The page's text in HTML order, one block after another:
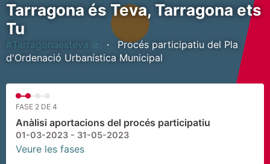
Tarragona és Teva, Tarragona ets
Tu
#Tarragonaesteva
(Enllaç extern)
Procés participatiu del Pla
d'Ordenació Urbanística Municipal
FASE 2 DE 4
Anàlisi aportacions del procés participatiu
01-03-2023 - 31-05-2023
Veure les fases